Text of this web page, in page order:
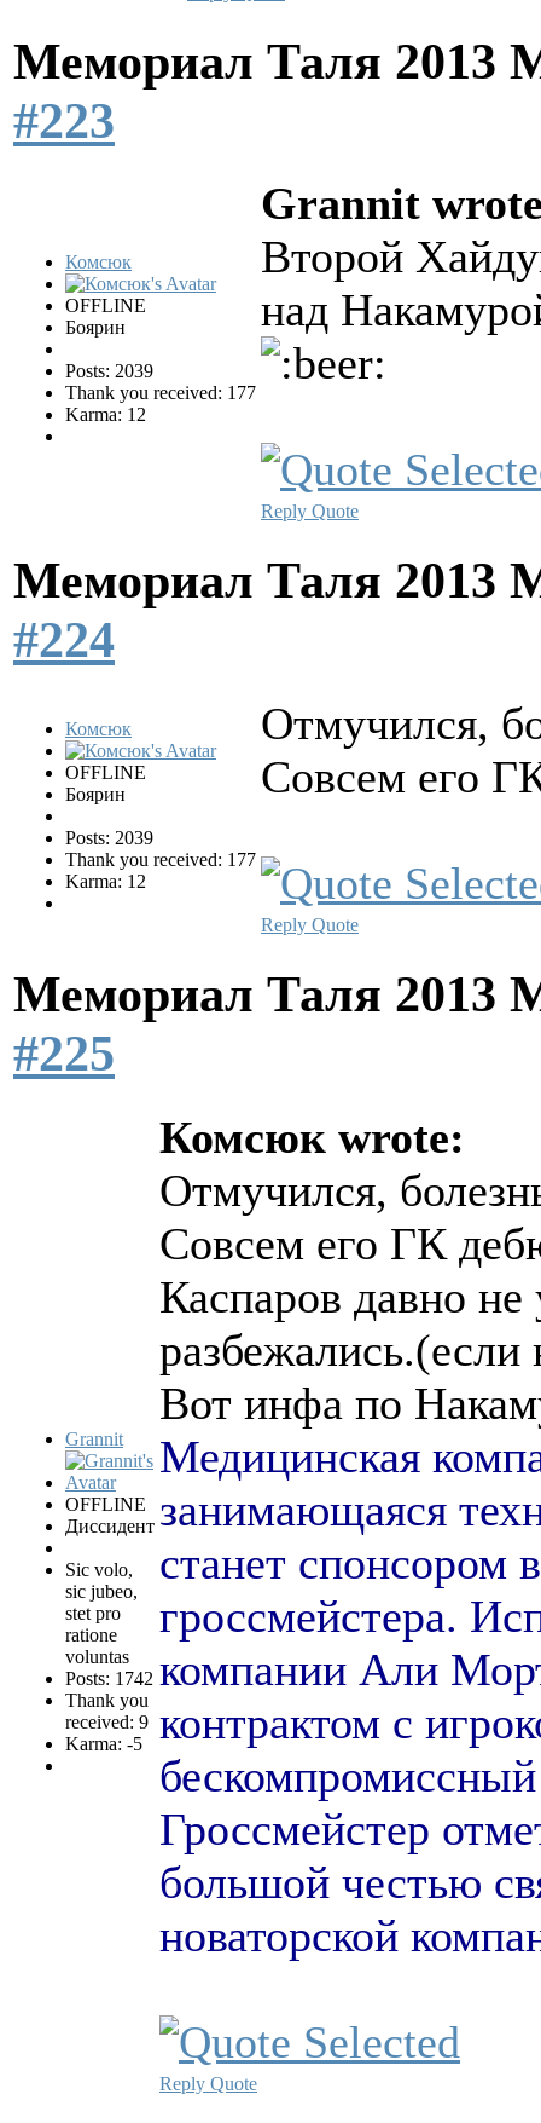
Мемориал Таля 2013
#223
Комсюк
OFFLINE
Боярин
Posts: 2039
Thank you received: 177
Karma: 12
Grannit
Второй
над
Reply Quote
Мемориал Таля 2013
#224
Комсюк
OFFLINE
Боярин
Posts: 2039
Thank you received: 177
Karma: 12
Отмучился,
Совсем его
Reply Quote
Мемориал Таля 2013
#225
Grannit
OFFLINE
Диссидент
Sic volo,
sic jubeo,
stet pro
ratione
voluntas
Posts: 1742
Thank you
received: 9
Karma: -5
Комсюк wrote:
Отмучился,
Совсем его ГК
Каспаров давно
Вот инфа по
Медицинская
занимающаяся
станет спонсором
гроссмейстера.
компании Али
контрактом с
Гроссмейстер
большой честью
новаторской
Reply Quote